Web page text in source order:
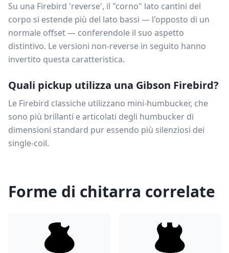
Su una Firebird 'reverse', il "corno" lato cantini del
corpo si estende più del lato bassi — l'opposto di un
normale offset — conferendole il suo aspetto
distintivo. Le versioni non-reverse in seguito hanno
invertito questa caratteristica.
Quali pickup utilizza una Gibson Firebird?
Le Firebird classiche utilizzano mini-humbucker, che
sono più brillanti e articolati degli humbucker di
dimensioni standard pur essendo più silenziosi dei
single-coil.
Forme di chitarra correlate